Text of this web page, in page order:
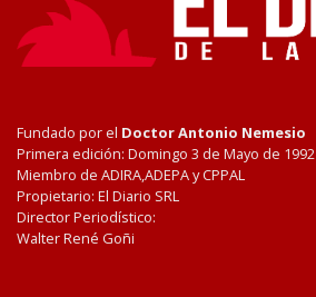
Fundado por el Doctor Antonio Nemesio
Primera edición: Domingo 3 de Mayo de 1992
Miembro de ADIRA,ADEPA y CPPAL
Propietario: El Diario SRL
Director Periodístico:
Walter René Goñi